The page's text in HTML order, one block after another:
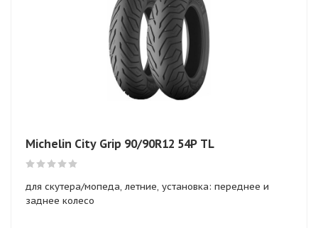
Michelin City Grip 90/90R12 54P TL
для скутера/мопеда, летние, установка: переднее и
заднее колесо